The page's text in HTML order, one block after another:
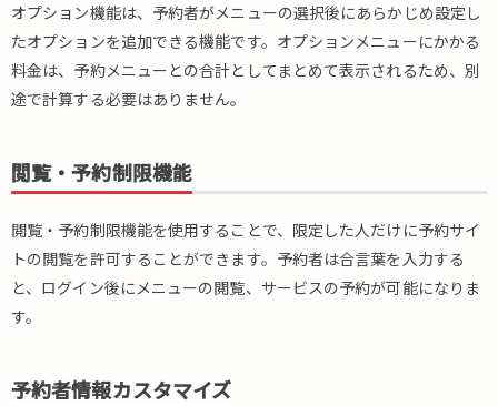
オプション機能は、予約者がメニューの選択後にあらかじめ設定し
たオプションを追加できる機能です。オプションメニューにかかる
料金は、予約メニューとの合計としてまとめて表示されるため、別
途で計算する必要はありません。
閲覧・予約制限機能
閲覧・予約制限機能を使用することで、限定した人だけに予約サイ
トの閲覧を許可することができます。予約者は合言葉を入力する
と、ログイン後にメニューの閲覧、サービスの予約が可能になりま
す。
予約者情報カスタマイズ